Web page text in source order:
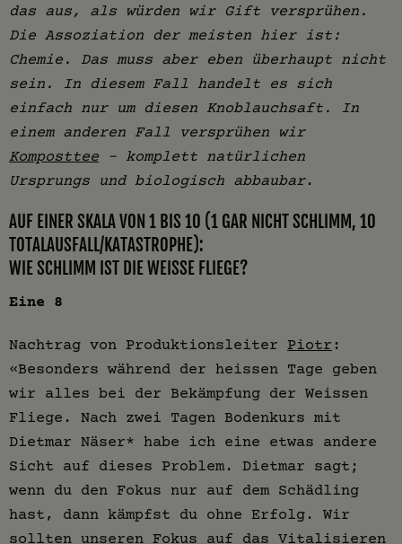
das aus, als würden wir Gift versprühen.
Die Assoziation der meisten hier ist:
Chemie. Das muss aber eben überhaupt nicht
sein. In diesem Fall handelt es sich
einfach nur um diesen Knoblauchsaft. In
einem anderen Fall versprühen wir
Komposttee – komplett natürlichen
Ursprungs und biologisch abbaubar.
AUF EINER SKALA VON 1 BIS 10 (1 GAR NICHT SCHLIMM, 10
TOTALAUSFALL/KATASTROPHE):
WIE SCHLIMM IST DIE WEISSE FLIEGE?
Eine 8
Nachtrag von Produktionsleiter Piotr :
«Besonders während der heissen Tage geben
wir alles bei der Bekämpfung der Weissen
Fliege. Nach zwei Tagen Bodenkurs mit
Dietmar Näser* habe ich eine etwas andere
Sicht auf dieses Problem. Dietmar sagt;
wenn du den Fokus nur auf dem Schädling
hast, dann kämpfst du ohne Erfolg. Wir
sollten unseren Fokus auf das Vitalisieren